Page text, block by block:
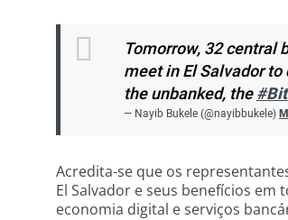
Tomorrow, 32 central
meet in El Salvador
the unbanked, the
— Nayib Bukele (@nayibbukele)
Acredita-se que os
El Salvador e seus benefícios
economia digital e serviços